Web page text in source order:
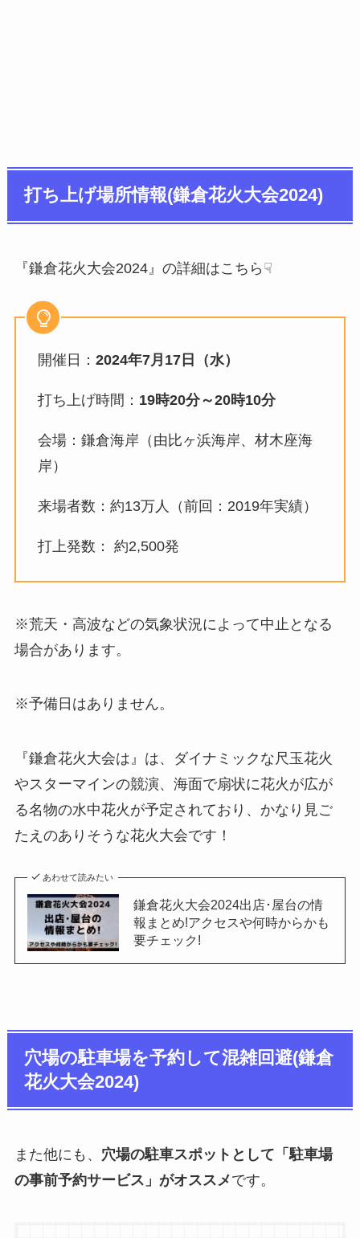
打ち上げ場所情報(鎌倉花火大会2024)
『鎌倉花火大会2024』の詳細はこちら☟
開催日： 2024年7月17日（水）
打ち上げ時間： 19時20分～20時10分
会場：鎌倉海岸（由比ヶ浜海岸、材木座海
岸）
来場者数：約13万人（前回：2019年実績）
打上発数： 約2,500発
※荒天・高波などの気象状況によって中止となる
場合があります。
※予備日はありません。
『鎌倉花火大会は』は、ダイナミックな尺玉花火
やスターマインの競演、海面で扇状に花火が広が
る名物の水中花火が予定されており、かなり見ご
たえのありそうな花火大会です！
あわせて読みたい
鎌倉花火大会2024出店･屋台の情
報まとめ!アクセスや何時からかも
要チェック!
穴場の駐車場を予約して混雑回避(鎌倉
花火大会2024)
また他にも、 穴場の駐車スポットとして「駐車場
の事前予約サービス」がオススメです。